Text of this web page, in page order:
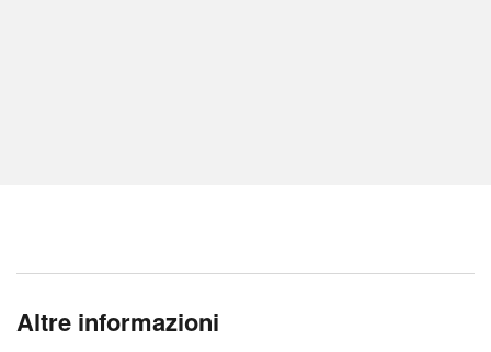
Altre informazioni